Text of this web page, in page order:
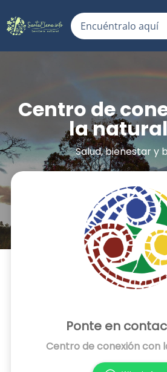
Centro de
la
Salud, bienestar y
Ponte en
Centro de conexión con